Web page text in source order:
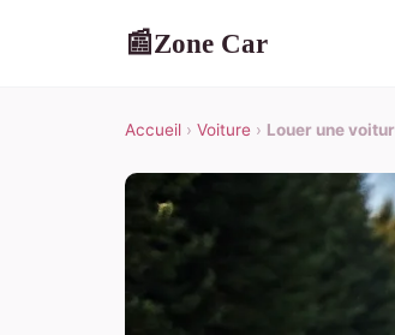
📰Zone Car
Accueil › Voiture › Louer une